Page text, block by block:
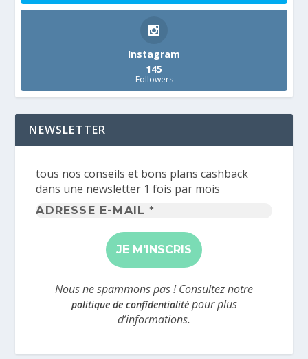
Instagram
145
Followers
NEWSLETTER
tous nos conseils et bons plans cashback
dans une newsletter 1 fois par mois
Adresse
mail
*
Nous ne spammons pas ! Consultez notre
politique de confidentialitépour plus
d’informations.